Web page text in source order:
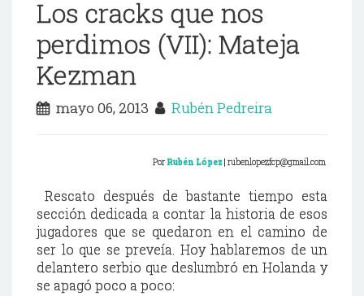
Los cracks que nos
perdimos (VII): Mateja
Kezman
mayo 06, 2013 Rubén Pedreira
PorRubénLópez | rubenlopezfcp@gmail.com
Rescato después de bastante tiempo esta
sección dedicada a contar la historia de esos
jugadores que se quedaron en el camino de
ser lo que se preveía. Hoy hablaremos de un
delantero serbio que deslumbró en Holanda y
se apagó poco a poco: